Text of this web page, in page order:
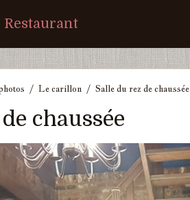
/ Le carillon / Salle du rez de chaussée
chaussée